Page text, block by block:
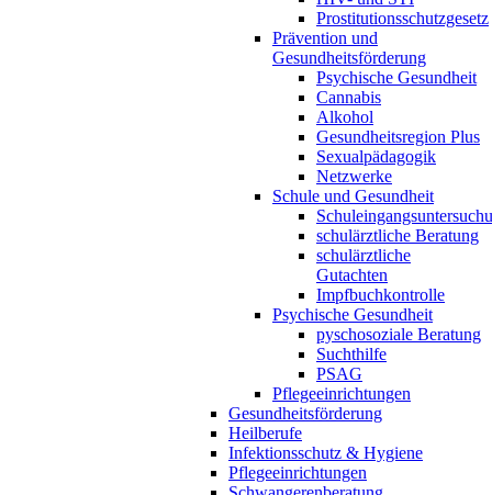
Prostitutionsschutzgesetz
Prävention und
Gesundheitsförderung
Psychische Gesundheit
Cannabis
Alkohol
Gesundheitsregion Plus
Sexualpädagogik
Netzwerke
Schule und Gesundheit
schulärztliche Beratung
schulärztliche
Gutachten
Impfbuchkontrolle
Psychische Gesundheit
pyschosoziale Beratung
Suchthilfe
PSAG
Pflegeeinrichtungen
Gesundheitsförderung
Heilberufe
Infektionsschutz & Hygiene
Pflegeeinrichtungen